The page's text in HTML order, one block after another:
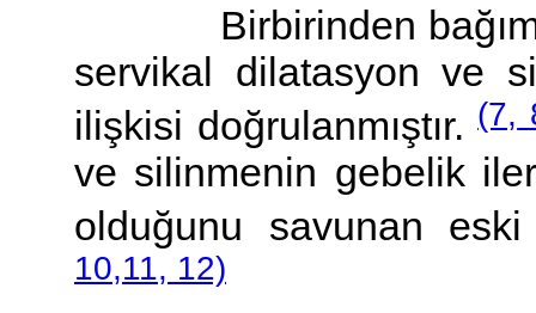
Birbirinden
servikal dilatasyon ve
ilişkisi doğrulanmıştır.(7,
ve silinmenin gebelik
olduğunu savunan
10,11, 12)